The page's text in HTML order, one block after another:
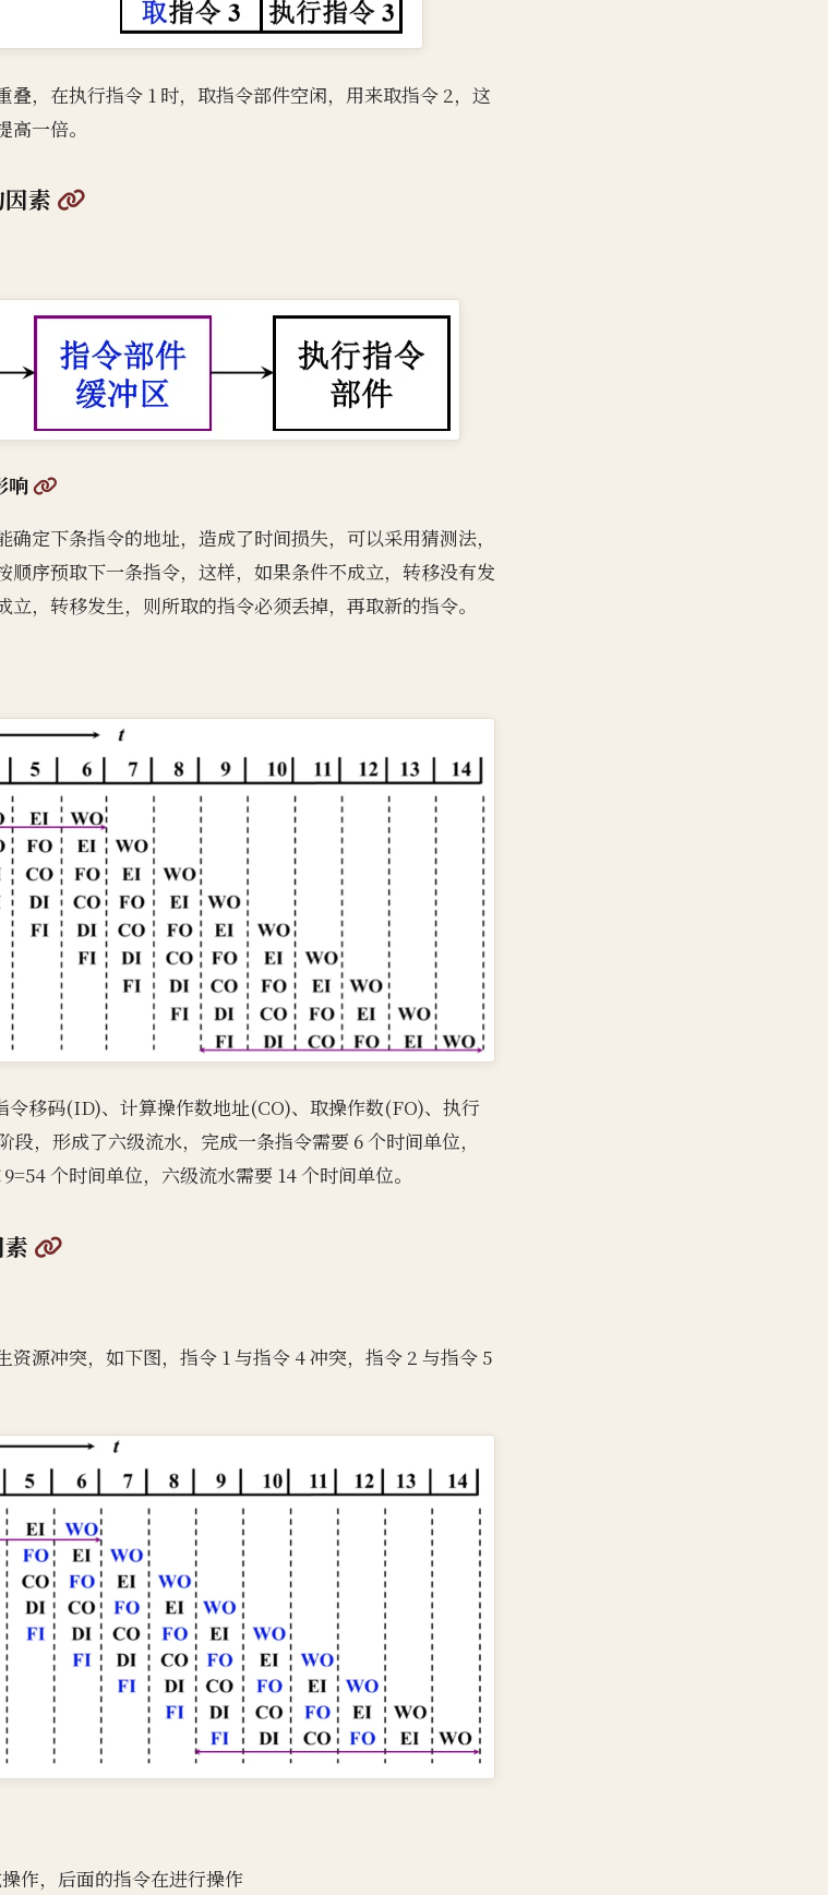
叠，在执行指令 1 时，取指令部件空闲，用来取指令 2，这
一倍。
素 @
响 @
定下条指令的地址，造成了时间损失，可以采用猜测法，
顺序预取下一条指令，这样，如果条件不成立，转移没有发
，转移发生，则所取的指令必须丢掉，再取新的指令。
移码(ID)、计算操作数地址(CO)、取操作数(FO)、执行
，形成了六级流水，完成一条指令需要 6 个时间单位，
个时间单位，六级流水需要 14 个时间单位。
@
资源冲突，如下图，指令 1 与指令 4 冲突，指令 2 与指令 5
作，后面的指令在进行操作